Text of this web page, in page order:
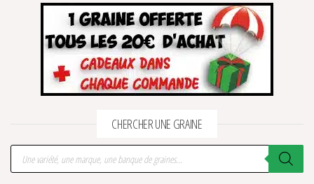
CHERCHER UNE GRAINE
Recherche de produits